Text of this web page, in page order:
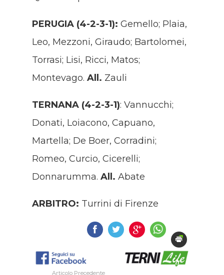
PERUGIA (4-2-3-1): Gemello; Plaia,
Leo, Mezzoni, Giraudo; Bartolomei,
Torrasi; Lisi, Ricci, Matos;
Montevago. All. Zauli
TERNANA (4-2-3-1): Vannucchi;
Donati, Loiacono, Capuano,
Martella; De Boer, Corradini;
Romeo, Curcio, Cicerelli;
Donnarumma. All. Abate
ARBITRO: Turrini di Firenze
Articolo Precedente